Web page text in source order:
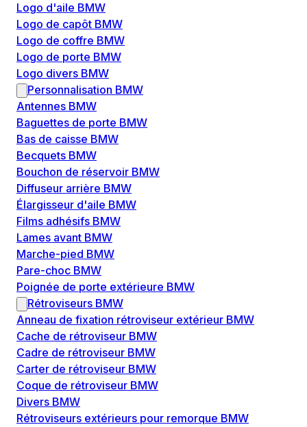
Logo d'aile BMW
Logo de capôt BMW
Logo de coffre BMW
Logo de porte BMW
Logo divers BMW
Personnalisation BMW
Antennes BMW
Baguettes de porte BMW
Bas de caisse BMW
Becquets BMW
Bouchon de réservoir BMW
Diffuseur arrière BMW
Élargisseur d'aile BMW
Films adhésifs BMW
Lames avant BMW
Marche-pied BMW
Pare-choc BMW
Poignée de porte extérieure BMW
Rétroviseurs BMW
Anneau de fixation rétroviseur extérieur BMW
Cache de rétroviseur BMW
Cadre de rétroviseur BMW
Carter de rétroviseur BMW
Coque de rétroviseur BMW
Divers BMW
Rétroviseurs extérieurs pour remorque BMW